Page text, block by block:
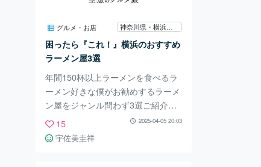
グルメ・お店 神奈川県・横浜市港北区、都筑区
困ったら『これ！』横浜のおすすめ
ラーメン屋3選
年間150杯以上ラーメンを食べるラ
ーメン好きな僕がお勧めするラーメ
ン屋をジャンル問わず3選ご紹介致
します！もうすぐ夏がやってきます
よね！？そんな季節には『ラーメ
ン』だと思うので、この記事を見終
15 2025-04-05 20:03
宇佐美圭祥